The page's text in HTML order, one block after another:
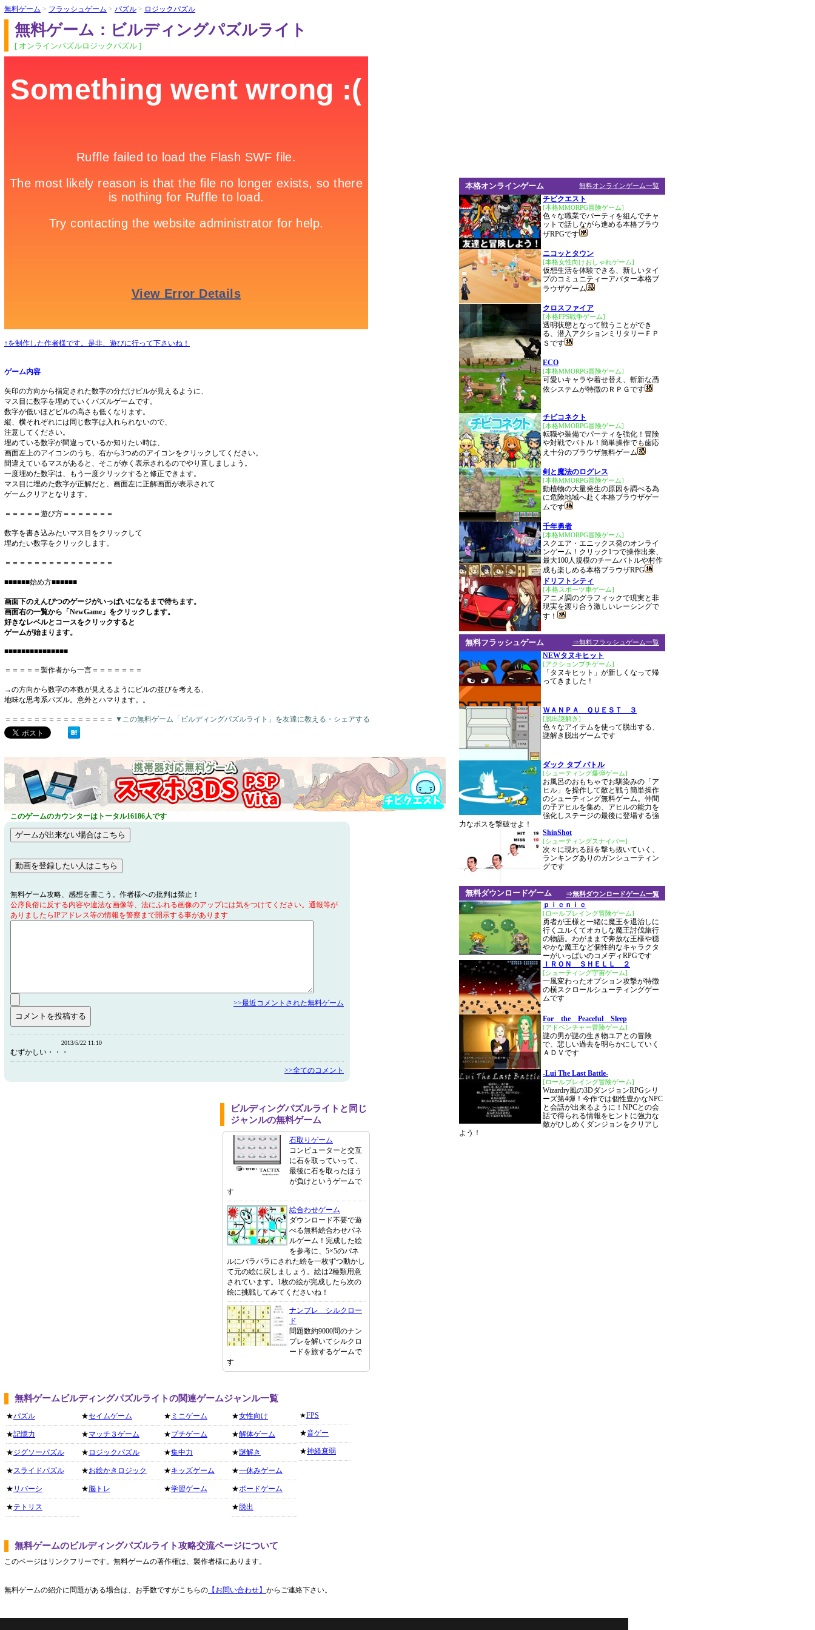
無料ゲーム > フラッシュゲーム > パズル > ロジックパズル
無料ゲーム：ビルディングパズルライト
[ オンラインパズルロジックパズル ]
↑を制作した作者様です。是非、遊びに行って下さいね！
ゲーム内容
矢印の方向から指定された数字の分だけビルが見えるように、
マス目に数字を埋めていくパズルゲームです。
数字が低いほどビルの高さも低くなります。
縦、横それぞれには同じ数字は入れられないので、
注意してください。
埋めている数字が間違っているか知りたい時は、
画面左上のアイコンのうち、右から3つめのアイコンをクリックしてください。
間違えているマスがあると、そこが赤く表示されるのでやり直しましょう。
一度埋めた数字は、もう一度クリックすると修正できます。
マス目に埋めた数字が正解だと、画面左に正解画面が表示されて
ゲームクリアとなります。
＝＝＝＝＝遊び方＝＝＝＝＝＝＝
数字を書き込みたいマス目をクリックして
埋めたい数字をクリックします。
＝＝＝＝＝＝＝＝＝＝＝＝＝＝＝
■■■■■■始め方■■■■■■
画面下のえんぴつのゲージがいっぱいになるまで待ちます。
画面右の一覧から「NewGame」をクリックします。
好きなレベルとコースをクリックすると
ゲームが始まります。
■■■■■■■■■■■■■■■
＝＝＝＝＝製作者から一言＝＝＝＝＝＝＝
→の方向から数字の本数が見えるようにビルの並びを考える、
地味な思考系パズル。意外とハマります。。
＝＝＝＝＝＝＝＝＝＝＝＝＝＝＝ ▼この無料ゲーム「ビルディングパズルライト」を友達に教える・シェアする
このゲームのカウンターはトータル16186人です
無料ゲーム攻略、感想を書こう。作者様への批判は禁止！
公序良俗に反する内容や違法な画像等、法にふれる画像のアップには気をつけてください。通報等が
ありましたらIPアドレス等の情報を警察まで開示する事があります
>>最近コメントされた無料ゲーム
2013/5/22 11:10
むずかしい・・・
>>全てのコメント
ビルディングパズルライトと同じ
ジャンルの無料ゲーム
石取りゲーム
コンピューターと交互
に石を取っていって、
最後に石を取ったほう
が負けというゲームで
す
絵合わせゲーム
ダウンロード不要で遊
べる無料絵合わせパネ
ルゲーム！完成した絵
を参考に、5×5のパネ
ルにバラバラにされた絵を一枚ずつ動かし
て元の絵に戻しましょう。絵は2種類用意
されています。1枚の絵が完成したら次の
絵に挑戦してみてくださいね！
ナンプレ シルクロー
ド
問題数約9000問のナン
プレを解いてシルクロ
ードを旅するゲームで
す
無料ゲームビルディングパズルライトの関連ゲームジャンル一覧
★パズル
★記憶力
★ジグソーパズル
★スライドパズル
★ リバーシ
★テトリス
★セイムゲーム
★マッチ３ゲーム
★ ロジックパズル
★お絵かきロジック
★脳トレ
★ ミニゲーム
★プチゲーム
★集中力
★キッズゲーム
★学習ゲーム
★女性向け
★解体ゲーム
★謎解き
★一休みゲーム
★ボードゲーム
★ 脱出
★FPS
★音ゲー
★神経衰弱
無料ゲームのビルディングパズルライト攻略交流ページについて
このページはリンクフリーです。無料ゲームの著作権は、製作者様にあります。
無料ゲームの紹介に問題がある場合は、お手数ですがこちらの 【お問い合わせ】 からご連絡下さい。
無料オンラインゲーム一覧
本格オンラインゲーム
チビクエスト
[本格MMORPG冒険ゲーム]
色々な職業でパーティを組んでチャ
ットで話しながら進める本格ブラウ
ザRPGです
ニコッとタウン
[本格女性向けおしゃれゲーム]
仮想生活を体験できる、新しいタイ
プのコミュニティーアバター本格ブ
ラウザゲーム
クロスファイア
[本格FPS戦争ゲーム]
透明状態となって戦うことができ
る、潜入アクションミリタリーＦＰ
Ｓです
ECO
[本格MMORPG冒険ゲーム]
可愛いキャラや着せ替え、斬新な憑
依システムが特徴のＲＰＧです
チビコネクト
[本格MMORPG冒険ゲーム]
転職や装備でパーティを強化！冒険
や対戦でバトル！簡単操作でも歯応
え十分のブラウザ無料ゲーム
剣と魔法のログレス
[本格MMORPG冒険ゲーム]
動植物の大量発生の原因を調べる為
に危険地域へ赴く本格ブラウザゲー
ムです
千年勇者
[本格MMORPG冒険ゲーム]
スクエア・エニックス発のオンライ
ンゲーム！クリック1つで操作出来、
最大100人規模のチームバトルや村作
成も楽しめる本格ブラウザRPG
ドリフトシティ
[本格スポーツ車ゲーム]
アニメ調のグラフィックで現実と非
現実を渡り合う激しいレーシングで
す！
⇒無料フラッシュゲーム一覧
無料フラッシュゲーム
NEWタヌキヒット
[アクションプチゲーム]
「タヌキヒット」が新しくなって帰
ってきました！
ＷＡＮＰＡ ＱＵＥＳＴ ３
[脱出謎解き]
色々なアイテムを使って脱出する、
謎解き脱出ゲームです
ダック タブ バトル
[シューティング爆弾ゲーム]
お風呂のおもちゃでお馴染みの「ア
ヒル」を操作して敵と戦う簡単操作
のシューティング無料ゲーム。仲間
の子アヒルを集め、アヒルの能力を
強化しステージの最後に登場する強
力なボスを撃破せよ！
ShinShot
[シューティングスナイパー]
次々に現れる顔を撃ち抜いていく、
ランキングありのガンシューティン
グです
⇒無料ダウンロードゲーム一覧
無料ダウンロードゲーム
ｐｉｃｎｉｃ
[ロールプレイング冒険ゲーム]
勇者が王様と一緒に魔王を退治しに
行くユルくてオカしな魔王討伐旅行
の物語。わがままで奔放な王様や穏
やかな魔王など個性的なキャラクタ
ーがいっぱいのコメディRPGです
ＩＲＯＮ ＳＨＥＬＬ ２
[シューティング宇宙ゲーム]
一風変わったオプション攻撃が特徴
の横スクロールシューティングゲー
ムです
For the Peaceful Sleep
[アドベンチャー冒険ゲーム]
謎の男が謎の生き物ユアとの冒険
で、悲しい過去を明らかにしていく
ＡＤＶです
-Lui The Last Battle-
[ロールプレイング冒険ゲーム]
Wizardry風の3DダンジョンRPGシリ
ーズ第4弾！今作では個性豊かなNPC
と会話が出来るように！NPCとの会
話で得られる情報をヒントに強力な
敵がひしめくダンジョンをクリアし
よう！